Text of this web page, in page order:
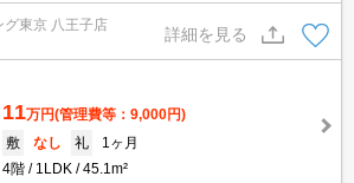
対応可能！
グ東京 八王子店
詳細を見る
11万円(管理費等：9,000円)
敷
なし 礼
1ヶ月
4階
1LDK 45.1m²